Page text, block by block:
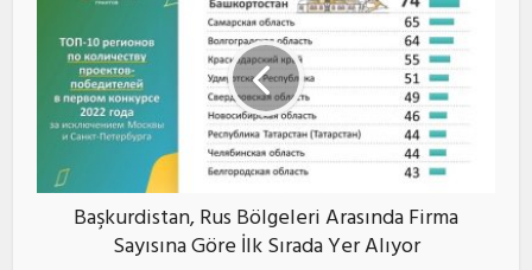
Başkurdistan, Rus Bölgeleri Arasında Firma
Sayısına Göre İlk Sırada Yer Alıyor